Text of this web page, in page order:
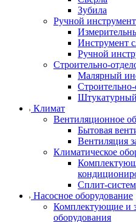
Зубила
Ручной инструмент
Инструмент
Ручной
Строительно-
Малярный
Климат
Вентиляционное
Бытовая
Вентиляция
Климатическое
Сплит-
Насосное оборудование
Комплектующие и
оборудования